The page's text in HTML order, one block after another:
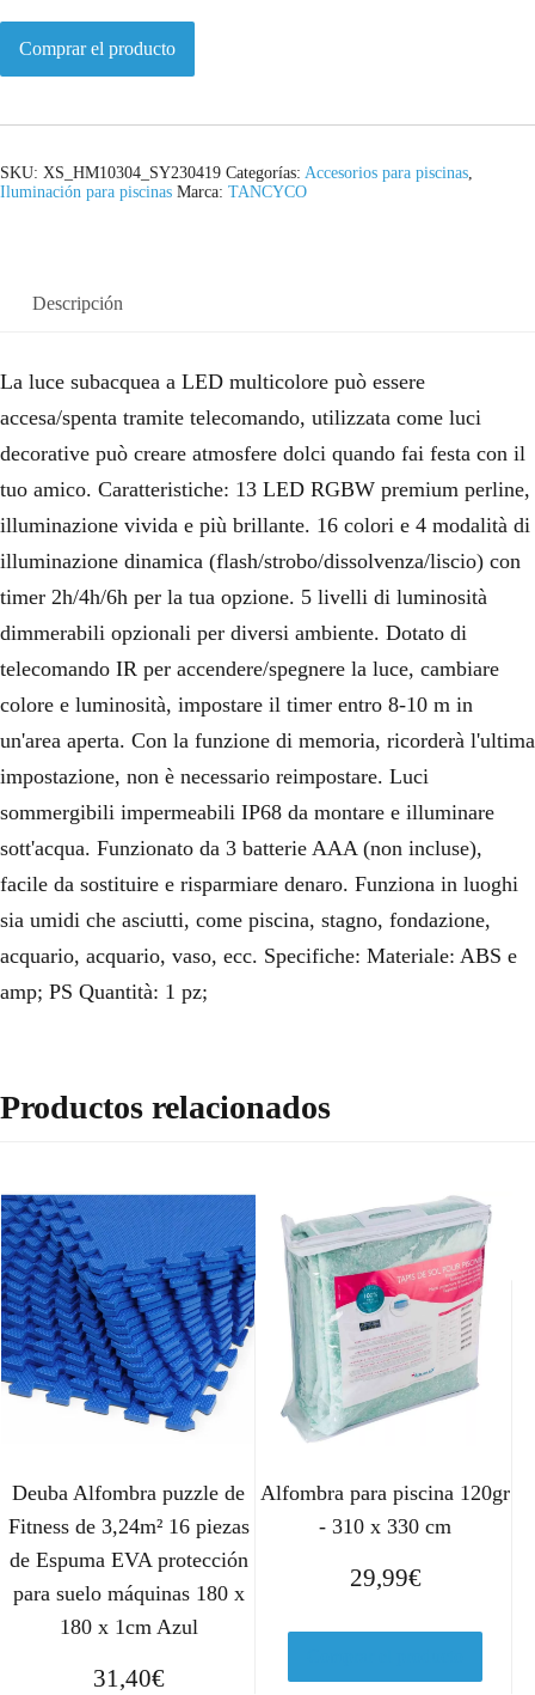
Comprar el producto
SKU: XS_HM10304_SY230419 Categorías: Accesorios para piscinas,
Iluminación para piscinas Marca: TANCYCO
Descripción
La luce subacquea a LED multicolore può essere
accesa/spenta tramite telecomando, utilizzata come luci
decorative può creare atmosfere dolci quando fai festa con il
tuo amico. Caratteristiche: 13 LED RGBW premium perline,
illuminazione vivida e più brillante. 16 colori e 4 modalità di
illuminazione dinamica (flash/strobo/dissolvenza/liscio) con
timer 2h/4h/6h per la tua opzione. 5 livelli di luminosità
dimmerabili opzionali per diversi ambiente. Dotato di
telecomando IR per accendere/spegnere la luce, cambiare
colore e luminosità, impostare il timer entro 8-10 m in
un'area aperta. Con la funzione di memoria, ricorderà l'ultima
impostazione, non è necessario reimpostare. Luci
sommergibili impermeabili IP68 da montare e illuminare
sott'acqua. Funzionato da 3 batterie AAA (non incluse),
facile da sostituire e risparmiare denaro. Funziona in luoghi
sia umidi che asciutti, come piscina, stagno, fondazione,
acquario, acquario, vaso, ecc. Specifiche: Materiale: ABS e
amp; PS Quantità: 1 pz;
Productos relacionados
Deuba Alfombra puzzle de
Fitness de 3,24m² 16 piezas
de Espuma EVA protección
para suelo máquinas 180 x
180 x 1cm Azul
31,40€
Alfombra para piscina 120gr
- 310 x 330 cm
29,99€